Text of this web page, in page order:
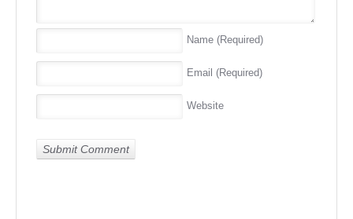
Name (Required)
Email (Required)
Website